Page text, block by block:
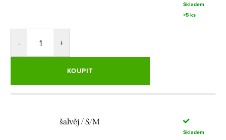
Skladem
>5 ks
KOUPIT
šalvěj / S/M
Skladem